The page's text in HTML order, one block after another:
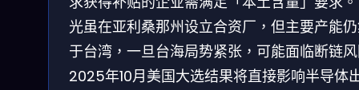
光虽在亚利桑那州设立合资厂，但主要产能
于台湾，一旦台海局势紧张，可能面临断链
2025年10月美国大选结果将直接影响半导体